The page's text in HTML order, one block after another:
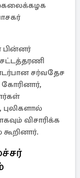
பின்னர்
சர்வதேச
விசாரிக்க